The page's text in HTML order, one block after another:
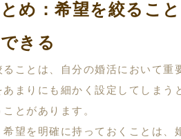
め：希望を絞るこ
きる
ることは、自分の婚活において重
あまりにも細かく設定してしまう
とがあります。
希望を明確に持っておくことは、